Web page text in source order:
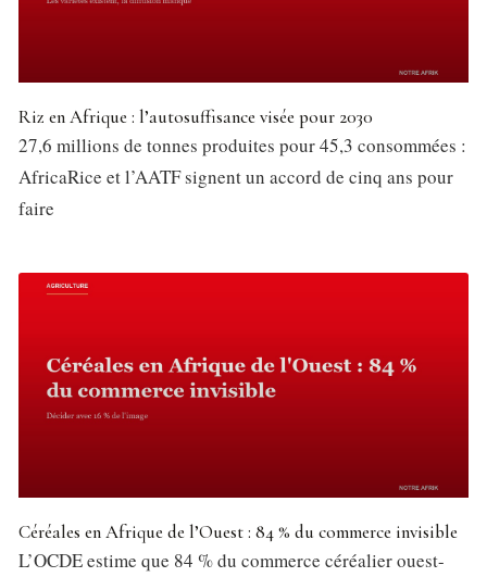
Riz en Afrique : l’autosuffisance visée pour 2030
27,6 millions de tonnes produites pour 45,3 consommées :
AfricaRice et l’AATF signent un accord de cinq ans pour
faire
Céréales en Afrique de l’Ouest : 84 % du commerce invisible
L’OCDE estime que 84 % du commerce céréalier ouest-